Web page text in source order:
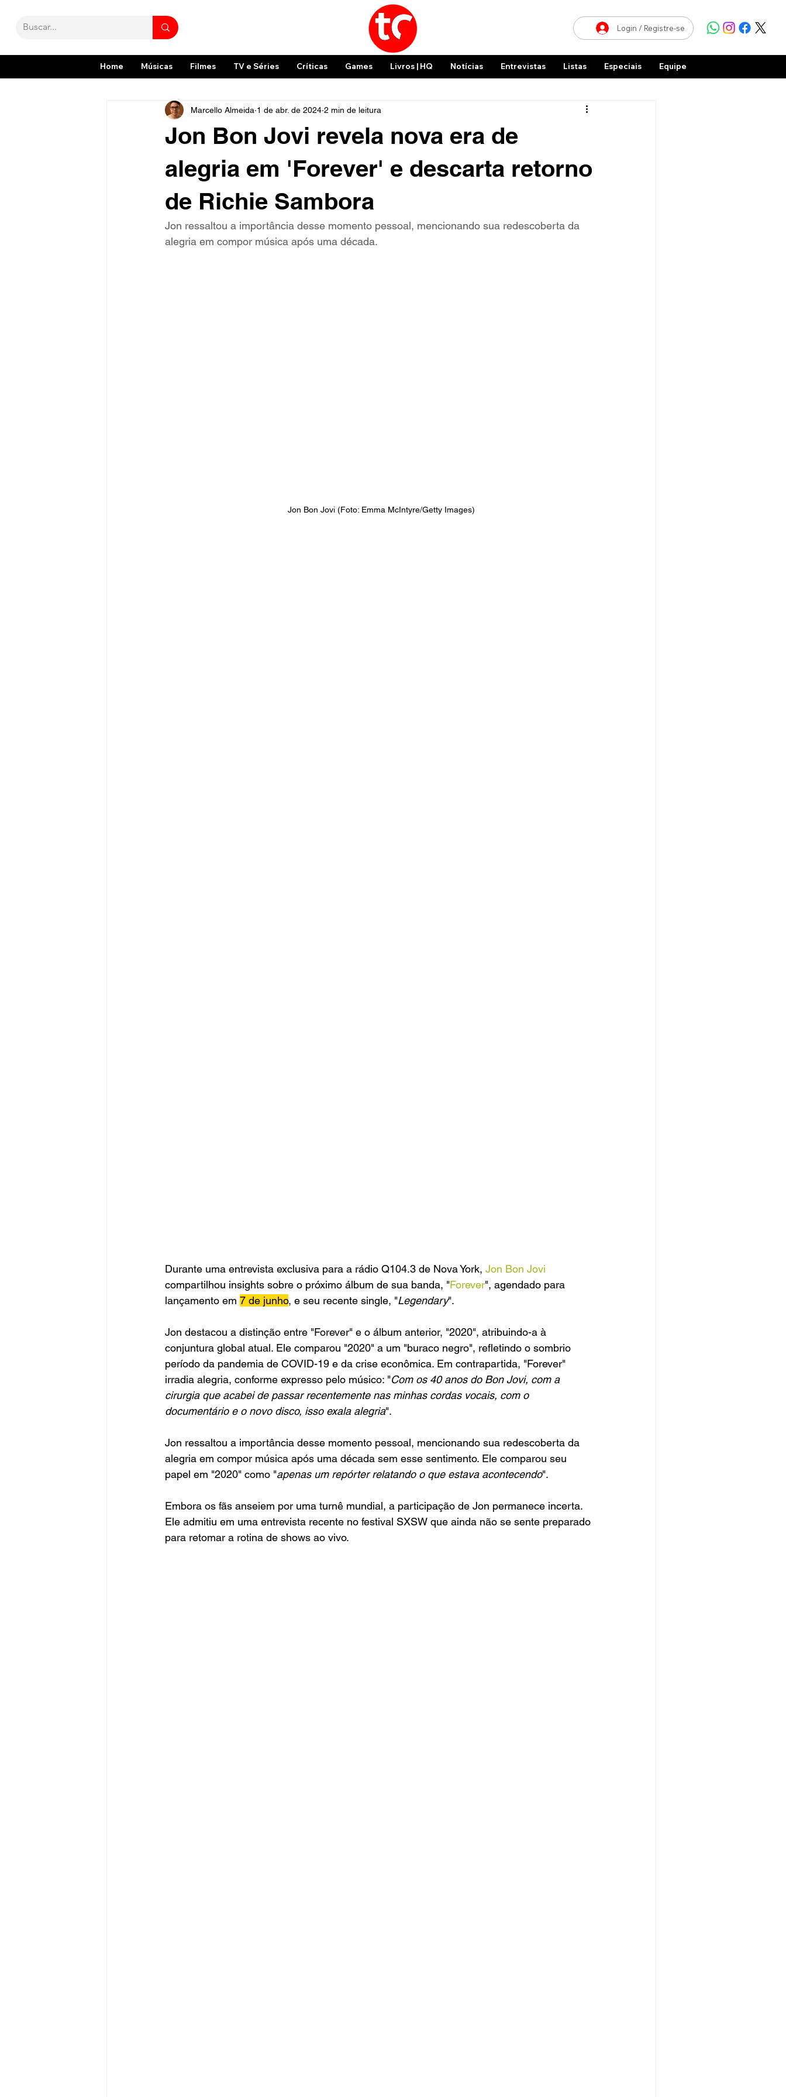
Login / Registre-se
Home Músicas Filmes TV e Séries Críticas Games Livros | HQ Notícias Entrevistas Listas Especiais Equipe
Jon Bon Jovi revela nova era de
alegria em 'Forever' e descarta retorno
de Richie Sambora
Marcello Almeida 1 de abr. de 2024 2 min de leitura
Jon ressaltou a importância desse momento pessoal, mencionando sua redescoberta da
alegria em compor música após uma década.
Jon Bon Jovi (Foto: Emma McIntyre/Getty Images)
Durante uma entrevista exclusiva para a rádio Q104.3 de Nova York, Jon Bon Jovi
compartilhou insights sobre o próximo álbum de sua banda, "Forever", agendado para
lançamento em 7 de junho, e seu recente single, "Legendary".
Jon destacou a distinção entre "Forever" e o álbum anterior, "2020", atribuindo-a à
conjuntura global atual. Ele comparou "2020" a um "buraco negro", refletindo o sombrio
período da pandemia de COVID-19 e da crise econômica. Em contrapartida, "Forever"
irradia alegria, conforme expresso pelo músico: "Com os 40 anos do Bon Jovi, com a
cirurgia que acabei de passar recentemente nas minhas cordas vocais, com o
documentário e o novo disco, isso exala alegria".
Jon ressaltou a importância desse momento pessoal, mencionando sua redescoberta da
alegria em compor música após uma década sem esse sentimento. Ele comparou seu
papel em "2020" como "apenas um repórter relatando o que estava acontecendo".
Embora os fãs anseiem por uma turnê mundial, a participação de Jon permanece incerta.
Ele admitiu em uma entrevista recente no festival SXSW que ainda não se sente preparado
para retomar a rotina de shows ao vivo.